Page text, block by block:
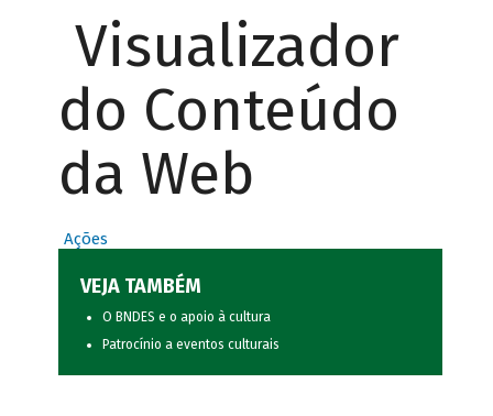
Visualizador
do Conteúdo
da Web
Ações
VEJA TAMBÉM
O BNDES e o apoio à cultura
Patrocínio a eventos culturais